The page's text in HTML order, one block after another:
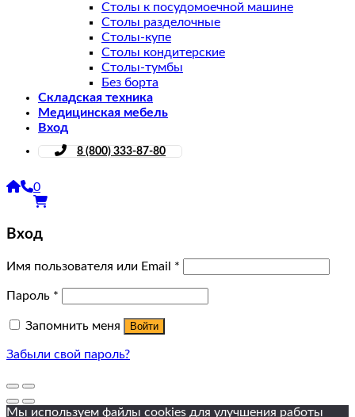
Столы к посудомоечной машине
Столы разделочные
Столы-купе
Столы кондитерские
Столы-тумбы
Без борта
Складская техника
Медицинская мебель
Вход
8 (800) 333-87-80
0
Вход
Имя пользователя или Email *
Пароль *
Запомнить меня Войти
Забыли свой пароль?
Мы используем файлы cookies для улучшения работы